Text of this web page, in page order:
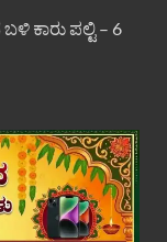
ಕಾರು ಪಲ್ಟಿ – 6